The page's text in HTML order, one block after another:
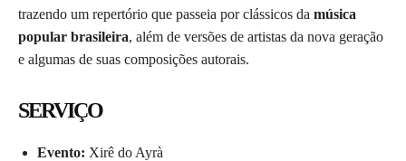
trazendo um repertório que passeia por clássicos da música
popular brasileira, além de versões de artistas da nova geração
e algumas de suas composições autorais.
SERVIÇO
Evento: Xirê do Ayrà